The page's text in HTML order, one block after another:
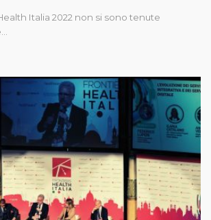
Italia 2022 non si sono tenute